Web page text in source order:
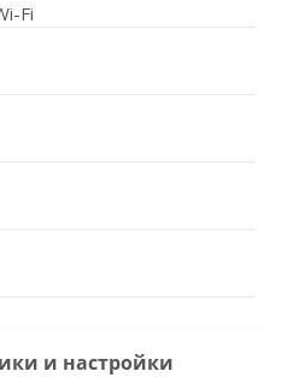
Fi
и настройки